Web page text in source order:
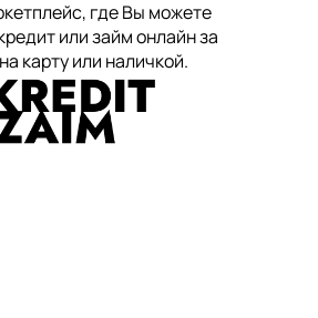
где Вы можете
или займ онлайн за
карту или наличкой.